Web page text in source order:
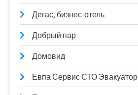
Дегас, бизнес-отель
Добрый пар
Домовид
Евпа Сервис СТО Эвакуатор